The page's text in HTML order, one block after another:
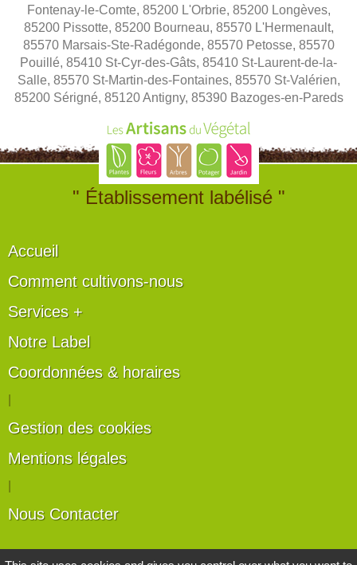
Fontenay-le-Comte, 85200 L'Orbrie, 85200 Longèves,
85200 Pissotte, 85200 Bourneau, 85570 L'Hermenault,
85570 Marsais-Ste-Radégonde, 85570 Petosse, 85570
Pouillé, 85410 St-Cyr-des-Gâts, 85410 St-Laurent-de-la-
Salle, 85570 St-Martin-des-Fontaines, 85570 St-Valérien,
85200 Sérigné, 85120 Antigny, 85390 Bazoges-en-Pareds
" Établissement labélisé "
Accueil
Comment cultivons-nous
Services +
Notre Label
Coordonnées & horaires
Gestion des cookies
Mentions légales
Nous Contacter